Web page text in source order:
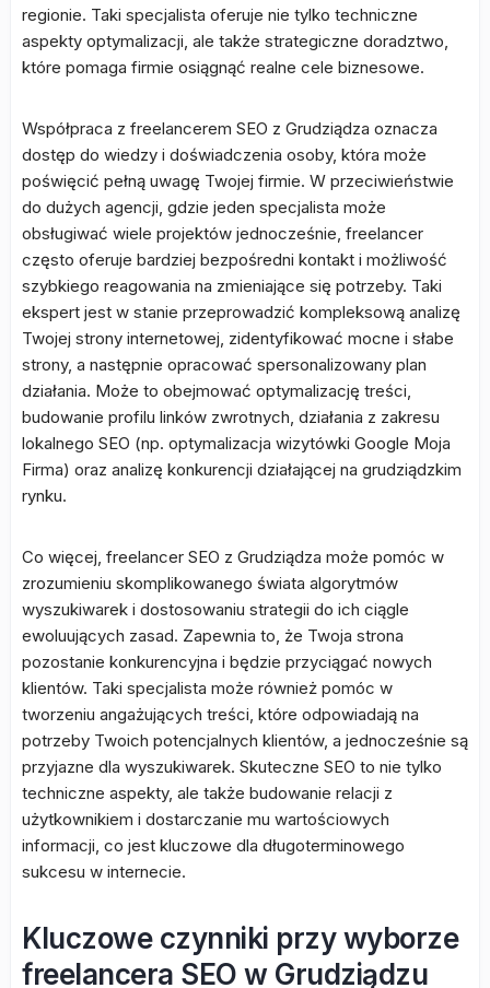
regionie. Taki specjalista oferuje nie tylko techniczne
aspekty optymalizacji, ale także strategiczne doradztwo,
które pomaga firmie osiągnąć realne cele biznesowe.
Współpraca z freelancerem SEO z Grudziądza oznacza
dostęp do wiedzy i doświadczenia osoby, która może
poświęcić pełną uwagę Twojej firmie. W przeciwieństwie
do dużych agencji, gdzie jeden specjalista może
obsługiwać wiele projektów jednocześnie, freelancer
często oferuje bardziej bezpośredni kontakt i możliwość
szybkiego reagowania na zmieniające się potrzeby. Taki
ekspert jest w stanie przeprowadzić kompleksową analizę
Twojej strony internetowej, zidentyfikować mocne i słabe
strony, a następnie opracować spersonalizowany plan
działania. Może to obejmować optymalizację treści,
budowanie profilu linków zwrotnych, działania z zakresu
lokalnego SEO (np. optymalizacja wizytówki Google Moja
Firma) oraz analizę konkurencji działającej na grudziądzkim
rynku.
Co więcej, freelancer SEO z Grudziądza może pomóc w
zrozumieniu skomplikowanego świata algorytmów
wyszukiwarek i dostosowaniu strategii do ich ciągle
ewoluujących zasad. Zapewnia to, że Twoja strona
pozostanie konkurencyjna i będzie przyciągać nowych
klientów. Taki specjalista może również pomóc w
tworzeniu angażujących treści, które odpowiadają na
potrzeby Twoich potencjalnych klientów, a jednocześnie są
przyjazne dla wyszukiwarek. Skuteczne SEO to nie tylko
techniczne aspekty, ale także budowanie relacji z
użytkownikiem i dostarczanie mu wartościowych
informacji, co jest kluczowe dla długoterminowego
sukcesu w internecie.
Kluczowe czynniki przy wyborze
freelancera SEO w Grudziądzu